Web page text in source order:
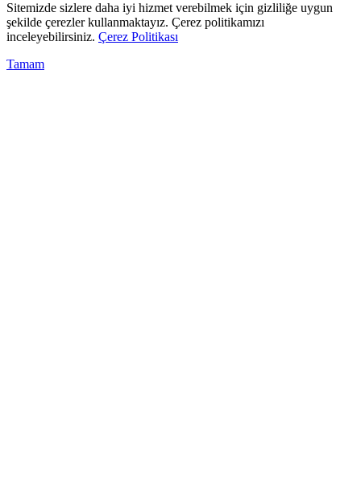
Sitemizde sizlere daha iyi hizmet verebilmek için gizliliğe uygun
şekilde çerezler kullanmaktayız. Çerez politikamızı
inceleyebilirsiniz. Çerez Politikası
Tamam